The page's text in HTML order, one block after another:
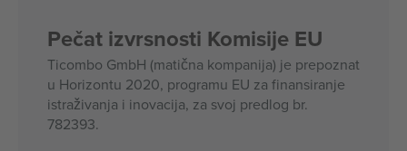
Pečat izvrsnosti Komisije EU
Ticombo GmbH (matična kompanija) je prepoznat
u Horizontu 2020, programu EU za finansiranje
istraživanja i inovacija, za svoj predlog br.
782393.